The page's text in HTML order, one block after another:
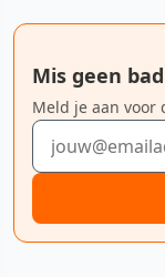
Mis geen
Meld je aan voor
E-mailadres